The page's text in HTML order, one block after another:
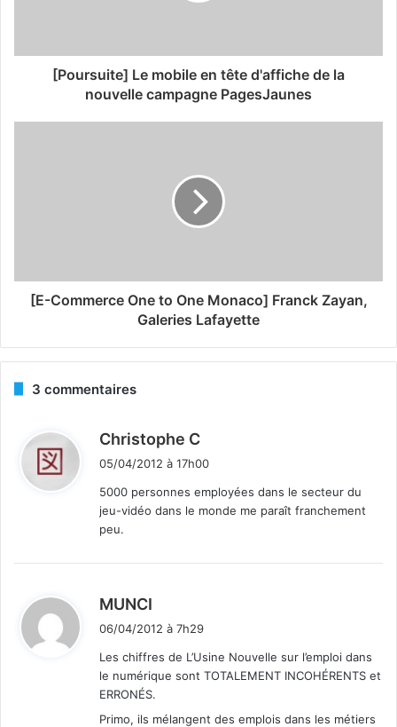
[Poursuite] Le mobile en tête d'affiche de la
nouvelle campagne PagesJaunes
[E-Commerce One to One Monaco] Franck Zayan,
Galeries Lafayette
3 commentaires
Christophe C
:
05/04/2012 à 17h00
5000 personnes employées dans le secteur du
jeu-vidéo dans le monde me paraît franchement
peu.
MUNCI
:
06/04/2012 à 7h29
Les chiffres de L’Usine Nouvelle sur l’emploi dans
le numérique sont TOTALEMENT INCOHÉRENTS et
ERRONÉS.
Primo, ils mélangent des emplois dans les métiers